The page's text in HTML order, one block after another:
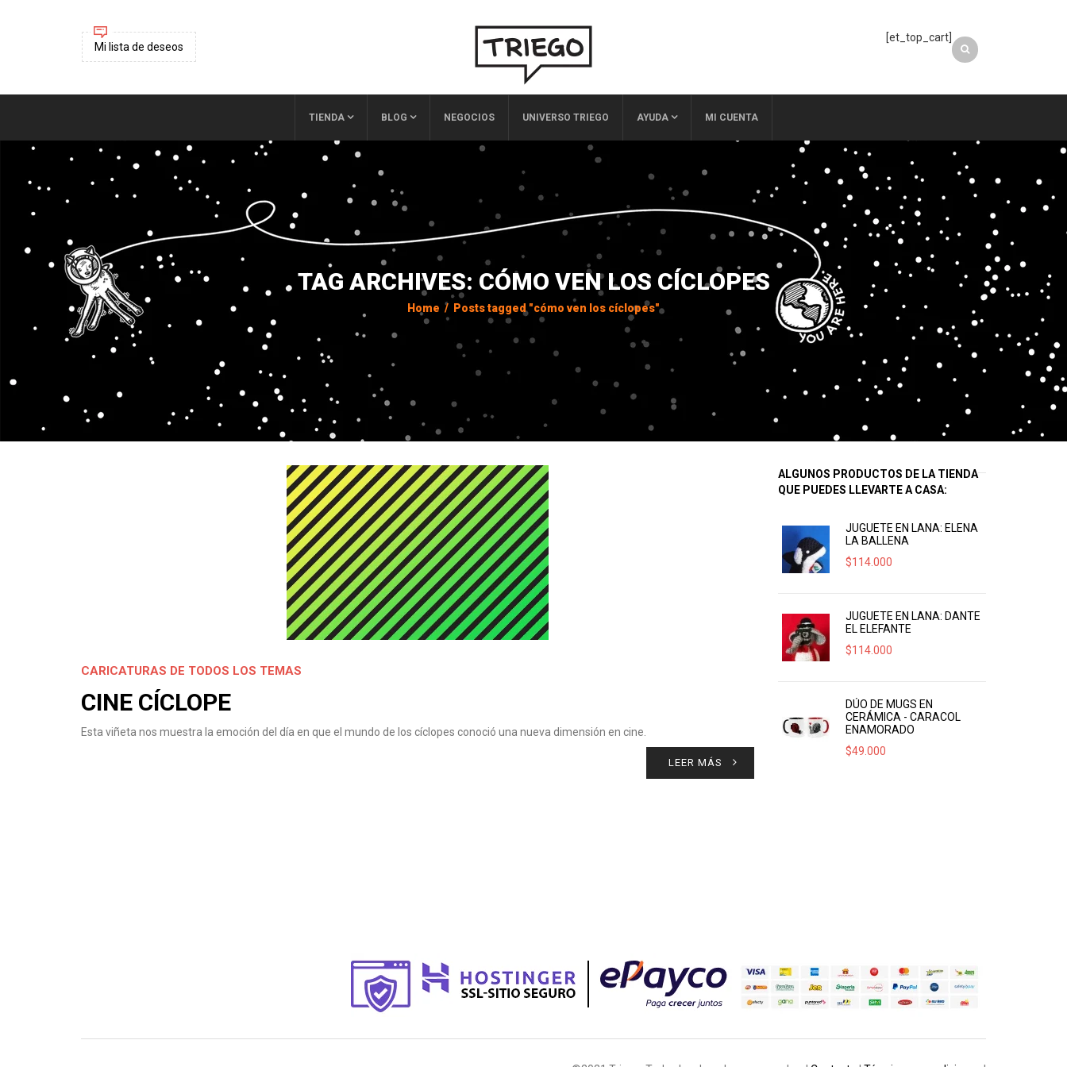
Mi lista de deseos
[et_top_cart]
TIENDA BLOG NEGOCIOS UNIVERSO TRIEGO AYUDA MI CUENTA
TAG ARCHIVES: CÓMO VEN LOS CÍCLOPES
Home / Posts tagged "cómo ven los cíclopes"
CARICATURAS DE TODOS LOS TEMAS
CINE CÍCLOPE
Esta viñeta nos muestra la emoción del día en que el mundo de los cíclopes conoció una nueva dimensión en cine.
LEER MÁS
ALGUNOS PRODUCTOS DE LA TIENDA
QUE PUEDES LLEVARTE A CASA:
JUGUETE EN LANA: ELENA
LA BALLENA
$114.000
JUGUETE EN LANA: DANTE
EL ELEFANTE
$114.000
DÚO DE MUGS EN
CERÁMICA - CARACOL
ENAMORADO
$49.000